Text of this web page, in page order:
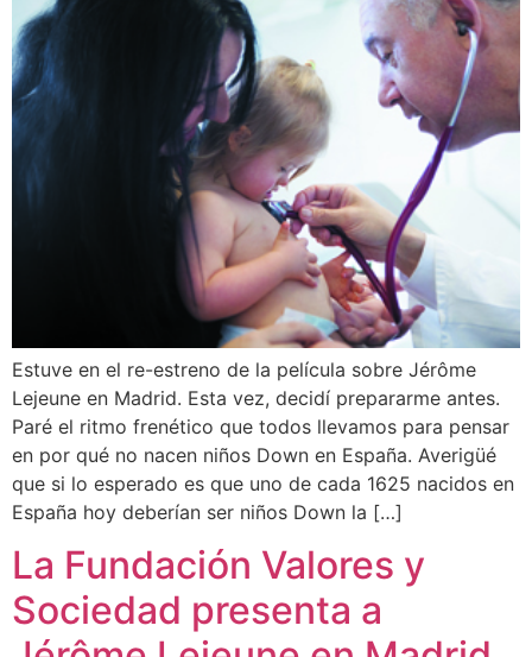
Estuve en el re-estreno de la película sobre Jérôme
Lejeune en Madrid. Esta vez, decidí prepararme antes.
Paré el ritmo frenético que todos llevamos para pensar
en por qué no nacen niños Down en España. Averigüé
que si lo esperado es que uno de cada 1625 nacidos en
España hoy deberían ser niños Down la […]
La Fundación Valores y
Sociedad presenta a